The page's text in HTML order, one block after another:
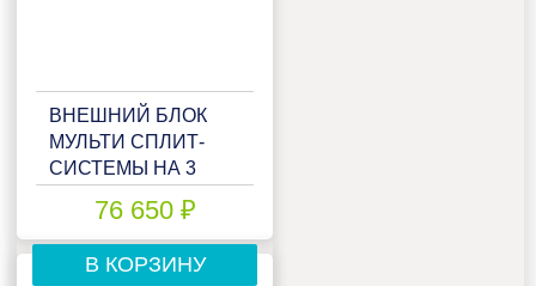
ВНЕШНИЙ БЛОК
МУЛЬТИ СПЛИТ-
СИСТЕМЫ НА 3
MULTI MATCH LAC-
21AIM-OUT
76 650 ₽
В КОРЗИНУ